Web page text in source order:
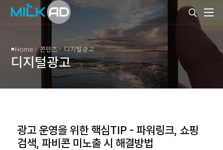
Home 콘텐츠 디지털광고
디지털광고
광고 운영을 위한 핵심TIP - 파워링크, 쇼핑
검색, 파비콘 미노출 시 해결방법